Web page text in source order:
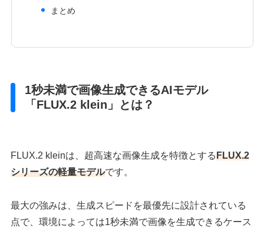
まとめ
1秒未満で画像生成できるAIモデル
「FLUX.2 klein」とは？
FLUX.2 kleinは、超高速な画像生成を特徴とするFLUX.2
シリーズの軽量モデルです。
最大の強みは、生成スピードを最優先に設計されている
点で、環境によっては1秒未満で画像を生成できるケース